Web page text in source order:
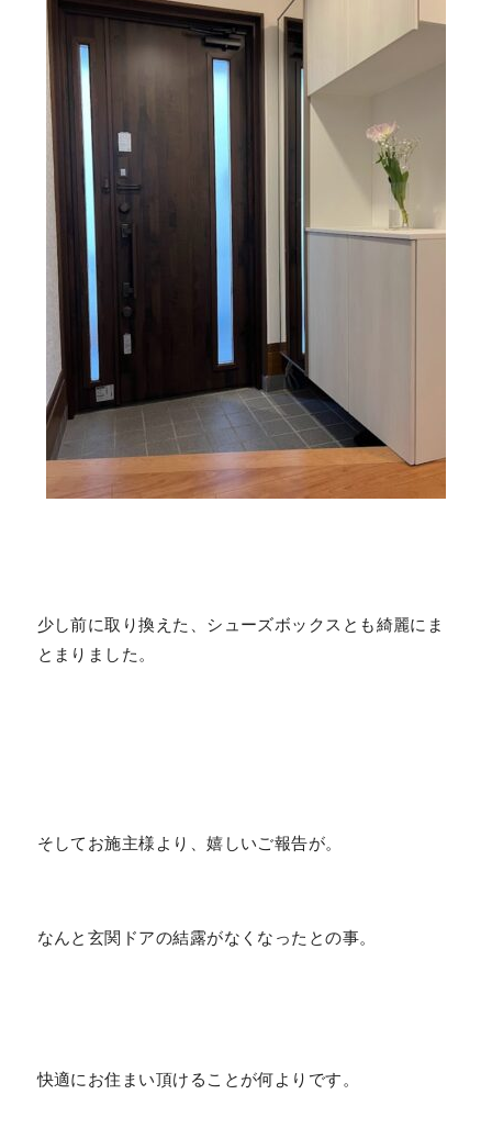
少し前に取り換えた、シューズボックスとも綺麗にま
とまりました。
そしてお施主様より、嬉しいご報告が。
なんと玄関ドアの結露がなくなったとの事。
快適にお住まい頂けることが何よりです。